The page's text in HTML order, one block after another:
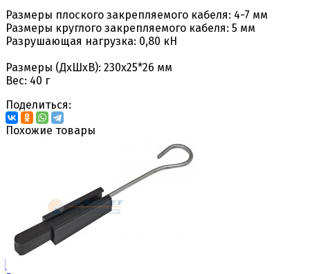
Размеры плоского закрепляемого кабеля: 4-7 мм
Размеры круглого закрепляемого кабеля: 5 мм
Разрушающая нагрузка: 0,80 кН
Размеры (ДхШхВ): 230х25*26 мм
Вес: 40 г
Поделиться:
Похожие товары